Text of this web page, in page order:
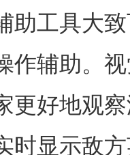
助工具大
作辅助。
更好地观
时显示敌